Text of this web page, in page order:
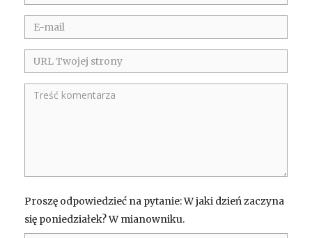
Proszę odpowiedzieć na pytanie: W jaki dzień zaczyna
się poniedziałek? W mianowniku.